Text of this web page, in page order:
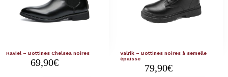
Raviel – Bottines Chelsea noires
69,90€
Valrik – Bottines noires à semelle
épaisse
79,90€